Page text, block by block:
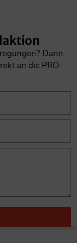
Dann
an die PRO-